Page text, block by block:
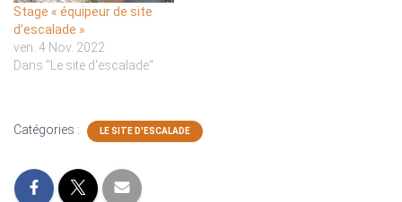
Stage « équipeur de site
d’escalade »
ven. 4 Nov. 2022
Dans "Le site d'escalade"
Catégories : LE SITE D'ESCALADE